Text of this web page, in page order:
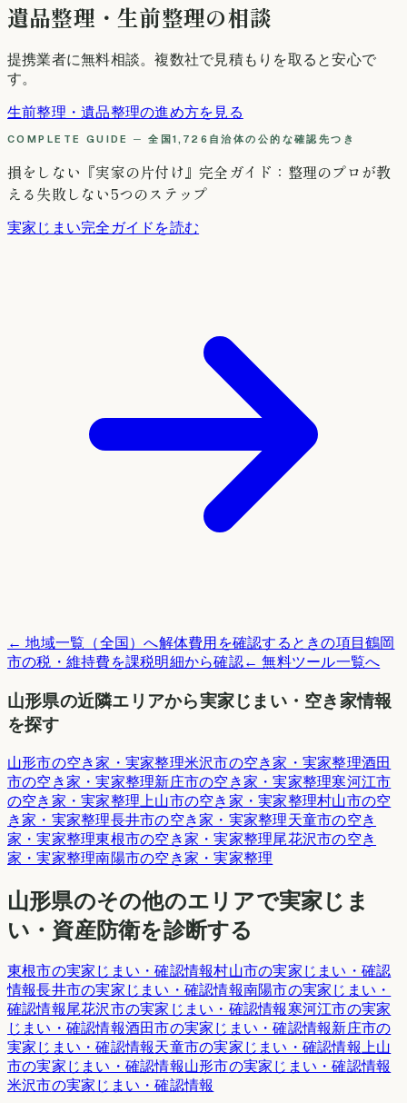
遺品整理・生前整理の相談
提携業者に無料相談。複数社で見積もりを取ると安心で
す。
生前整理・遺品整理の進め方を見る
COMPLETE GUIDE ─ 全国1,726自治体の公的な確認先つき
損をしない『実家の片付け』完全ガイド：整理のプロが教
える失敗しない5つのステップ
実家じまい完全ガイドを読む
← 地域一覧（全国）へ解体費用を確認するときの項目鶴岡
市の税・維持費を課税明細から確認← 無料ツール一覧へ
山形県の近隣エリアから実家じまい・空き家情報
を探す
山形市の空き家・実家整理米沢市の空き家・実家整理酒田
市の空き家・実家整理新庄市の空き家・実家整理寒河江市
の空き家・実家整理 上山市の空き家・実家整理村山市の空
き家・実家整理長井市の空き家・実家整理天童市の空き
家・実家整理東根市の空き家・実家整理尾花沢市の空き
家・実家整理南陽市の空き家・実家整理
山形県のその他のエリアで実家じま
い・資産防衛を診断する
東根市の実家じまい・確認情報村山市の実家じまい・確認
情報長井市の実家じまい・確認情報南陽市の実家じまい・
確認情報尾花沢市の実家じまい・確認情報寒河江市の実家
じまい・確認情報酒田市の実家じまい・確認情報新庄市の
実家じまい・確認情報天童市の実家じまい・確認情報上山
市の実家じまい・確認情報山形市の実家じまい・確認情報
米沢市の実家じまい・確認情報